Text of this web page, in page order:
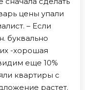
цены упали
– Если
буквально
-хорошая
еще 10%
квартиры с
растет.